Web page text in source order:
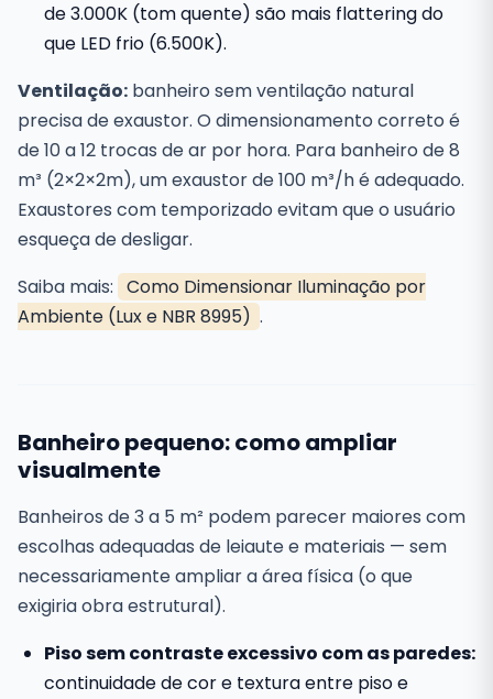
de 3.000K (tom quente) são mais flattering do
que LED frio (6.500K).
Ventilação: banheiro sem ventilação natural
precisa de exaustor. O dimensionamento correto é
de 10 a 12 trocas de ar por hora. Para banheiro de 8
m³ (2×2×2m), um exaustor de 100 m³/h é adequado.
Exaustores com temporizado evitam que o usuário
esqueça de desligar.
Saiba mais: Como Dimensionar Iluminação por
Ambiente (Lux e NBR 8995) .
Banheiro pequeno: como ampliar
visualmente
Banheiros de 3 a 5 m² podem parecer maiores com
escolhas adequadas de leiaute e materiais — sem
necessariamente ampliar a área física (o que
exigiria obra estrutural).
Piso sem contraste excessivo com as paredes:
continuidade de cor e textura entre piso e